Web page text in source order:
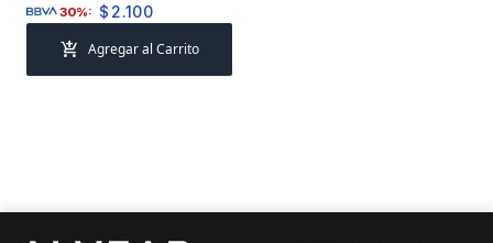
30%: $ 2.100
add_shopping_cart Agregar al Carrito